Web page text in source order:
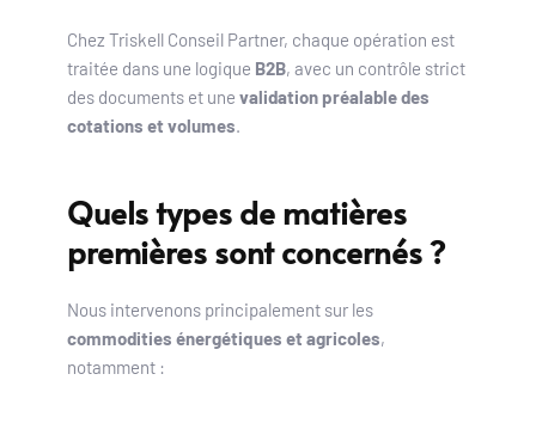
Chez Triskell Conseil Partner, chaque opération est
traitée dans une logique B2B, avec un contrôle strict
des documents et une validation préalable des
cotations et volumes.
Quels types de matières
premières sont concernés ?
Nous intervenons principalement sur les
commodities énergétiques et agricoles,
notamment :